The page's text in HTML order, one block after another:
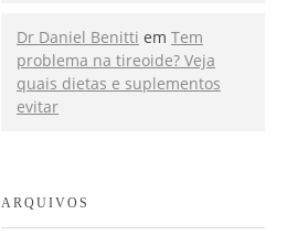
Dr Daniel Benitti em Tem
problema na tireoide? Veja
quais dietas e suplementos
evitar
ARQUIVOS